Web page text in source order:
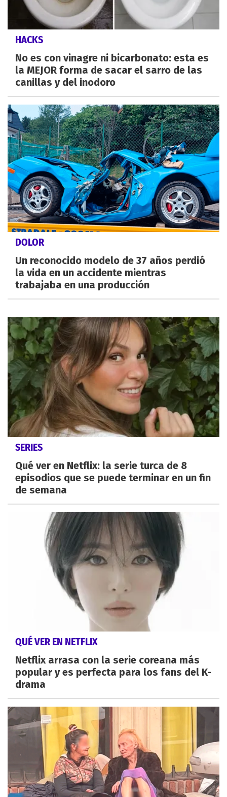
HACKS
No es con vinagre ni bicarbonato: esta es
la MEJOR forma de sacar el sarro de las
canillas y del inodoro
DOLOR
Un reconocido modelo de 37 años perdió
la vida en un accidente mientras
trabajaba en una producción
SERIES
Qué ver en Netflix: la serie turca de 8
episodios que se puede terminar en un fin
de semana
QUÉ VER EN NETFLIX
Netflix arrasa con la serie coreana más
popular y es perfecta para los fans del K-
drama